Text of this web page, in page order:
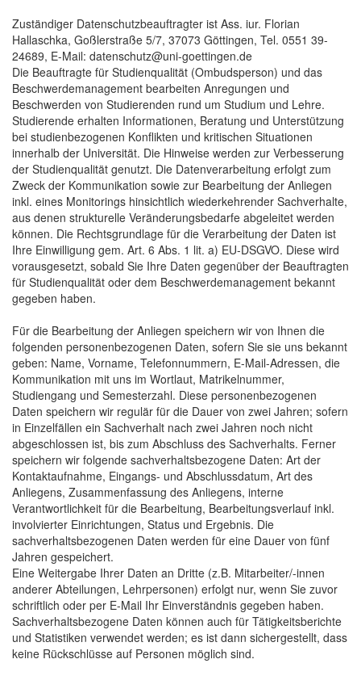
Zuständiger Datenschutzbeauftragter ist Ass. iur. Florian
Hallaschka, Goßlerstraße 5/7, 37073 Göttingen, Tel. 0551 39-
24689, E-Mail: datenschutz@uni-goettingen.de
Die Beauftragte für Studienqualität (Ombudsperson) und das
Beschwerdemanagement bearbeiten Anregungen und
Beschwerden von Studierenden rund um Studium und Lehre.
Studierende erhalten Informationen, Beratung und Unterstützung
bei studienbezogenen Konflikten und kritischen Situationen
innerhalb der Universität. Die Hinweise werden zur Verbesserung
der Studienqualität genutzt. Die Datenverarbeitung erfolgt zum
Zweck der Kommunikation sowie zur Bearbeitung der Anliegen
inkl. eines Monitorings hinsichtlich wiederkehrender Sachverhalte,
aus denen strukturelle Veränderungsbedarfe abgeleitet werden
können. Die Rechtsgrundlage für die Verarbeitung der Daten ist
Ihre Einwilligung gem. Art. 6 Abs. 1 lit. a) EU-DSGVO. Diese wird
vorausgesetzt, sobald Sie Ihre Daten gegenüber der Beauftragten
für Studienqualität oder dem Beschwerdemanagement bekannt
gegeben haben.
Für die Bearbeitung der Anliegen speichern wir von Ihnen die
folgenden personenbezogenen Daten, sofern Sie sie uns bekannt
geben: Name, Vorname, Telefonnummern, E-Mail-Adressen, die
Kommunikation mit uns im Wortlaut, Matrikelnummer,
Studiengang und Semesterzahl. Diese personenbezogenen
Daten speichern wir regulär für die Dauer von zwei Jahren; sofern
in Einzelfällen ein Sachverhalt nach zwei Jahren noch nicht
abgeschlossen ist, bis zum Abschluss des Sachverhalts. Ferner
speichern wir folgende sachverhaltsbezogene Daten: Art der
Kontaktaufnahme, Eingangs- und Abschlussdatum, Art des
Anliegens, Zusammenfassung des Anliegens, interne
Verantwortlichkeit für die Bearbeitung, Bearbeitungsverlauf inkl.
involvierter Einrichtungen, Status und Ergebnis. Die
sachverhaltsbezogenen Daten werden für eine Dauer von fünf
Jahren gespeichert.
Eine Weitergabe Ihrer Daten an Dritte (z.B. Mitarbeiter/-innen
anderer Abteilungen, Lehrpersonen) erfolgt nur, wenn Sie zuvor
schriftlich oder per E-Mail Ihr Einverständnis gegeben haben.
Sachverhaltsbezogene Daten können auch für Tätigkeitsberichte
und Statistiken verwendet werden; es ist dann sichergestellt, dass
keine Rückschlüsse auf Personen möglich sind.